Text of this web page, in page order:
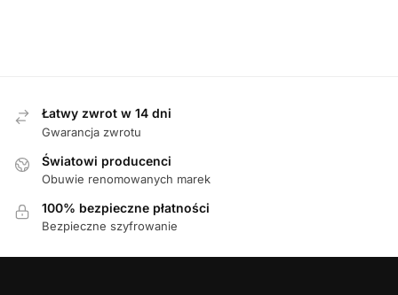
Łatwy zwrot w 14 dni
Gwarancja zwrotu
Światowi producenci
Obuwie renomowanych marek
100% bezpieczne płatności
Bezpieczne szyfrowanie